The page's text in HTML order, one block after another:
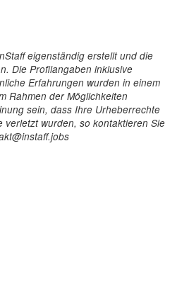
eigenständig erstellt und die
Die Profilangaben inklusive
Erfahrungen wurden in einem
Rahmen der Möglichkeiten
sein, dass Ihre Urheberrechte
verletzt wurden, so kontaktieren Sie